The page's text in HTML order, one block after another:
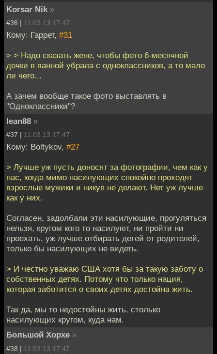
Korsar Nik »
#36 | 11.03.13 17:47
Кому: Гаррет, #31
> > Надо сказать жене, чтобы фото 6-месячной
дочки в ванной убрала с одноклассников, а то мало
ли чего...
А зачем вообще такое фото выставлять в
"Одноклассники"?
lean88 »
#37 | 11.03.13 17:47
Кому: Boltykov, #27
> Лучше уж пусть доносят за фотографии, чем как у
нас, когда мимо насилующих спокойно проходят
взрослые мужики и никуя не делают. Нет уж лучше
как у них.
Согласен, задолбали эти насилующие, прогуляться
нельзя, кругом кого то насилуют, ни пройти ни
проехать, уж лучше отбирать детей от родителей,
только бы насилующих не видеть.
> И честно уважаю США хотя бы за такую заботу о
собственных детях. Потому что только нация,
которая заботится о своих детях достойна жить.
Так да, мы то недостойны жить, столько
насилующих кругом, куда нам.
Большой Хорхе »
#38 | 11.03.13 17:47